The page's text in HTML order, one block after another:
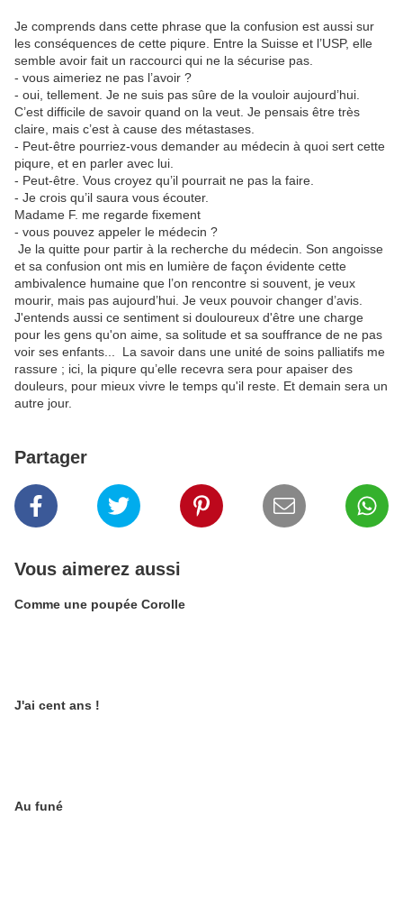
Je comprends dans cette phrase que la confusion est aussi sur
les conséquences de cette piqure. Entre la Suisse et l’USP, elle
semble avoir fait un raccourci qui ne la sécurise pas.
- vous aimeriez ne pas l’avoir ?
- oui, tellement. Je ne suis pas sûre de la vouloir aujourd’hui.
C’est difficile de savoir quand on la veut. Je pensais être très
claire, mais c’est à cause des métastases.
- Peut-être pourriez-vous demander au médecin à quoi sert cette
piqure, et en parler avec lui.
- Peut-être. Vous croyez qu’il pourrait ne pas la faire.
- Je crois qu’il saura vous écouter.
Madame F. me regarde fixement
- vous pouvez appeler le médecin ?
Je la quitte pour partir à la recherche du médecin. Son angoisse
et sa confusion ont mis en lumière de façon évidente cette
ambivalence humaine que l’on rencontre si souvent, je veux
mourir, mais pas aujourd’hui. Je veux pouvoir changer d’avis.
J'entends aussi ce sentiment si douloureux d'être une charge
pour les gens qu'on aime, sa solitude et sa souffrance de ne pas
voir ses enfants... La savoir dans une unité de soins palliatifs me
rassure ; ici, la piqure qu’elle recevra sera pour apaiser des
douleurs, pour mieux vivre le temps qu'il reste. Et demain sera un
autre jour.
Partager
Vous aimerez aussi
Comme une poupée Corolle
J'ai cent ans !
Au funé